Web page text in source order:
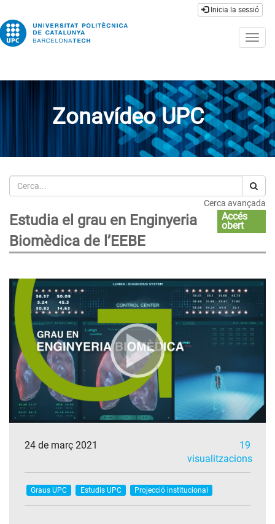
Inicia la sessió
Zonavídeo UPC
Cerca
Cerca avançada
Estudia el grau en Enginyeria
Biomèdica de l’EEBE
Accés
obert
24 de març 2021
19
visualitzacions
Graus UPC Estudis UPC Projecció institucional